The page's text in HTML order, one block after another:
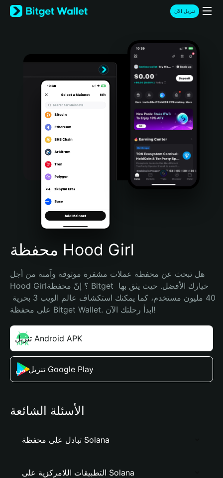
English
日本語
Türkçe
Português (Portugal)
Bahasa Indonesia
Português (Brasil)
Español (Argentina)
تنزيل الآن
محفظة Hood Girl
هل تبحث عن محفظة عملات مشفرة موثوقة وآمنة من أجل
Hood Girl؟ إنّ محفظة Bitget خيارك الأفضل. حيث يثق بها
على محفظة Bitget Wallet. ابدأ رحلتك الآن!
تنزيل Android APK
تنزيل من Google Play
الأسئلة الشائعة
تبادل على محفظة Solana
التطبيقات اللامركزية على Solana